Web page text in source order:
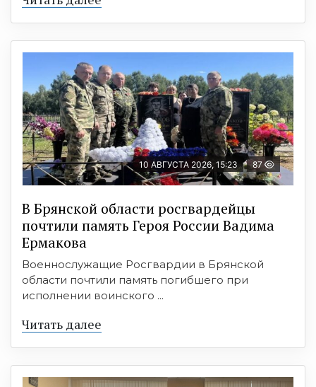
10 АВГУСТА 2026, 15:23 87
В Брянской области росгвардейцы
почтили память Героя России Вадима
Ермакова
Военнослужащие Росгвардии в Брянской
области почтили память погибшего при
исполнении воинского ...
Читать далее